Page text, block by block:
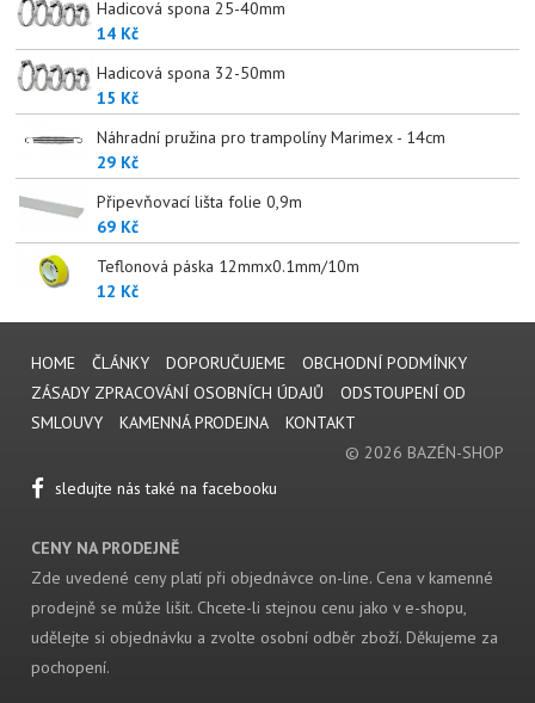
Hadicová spona 25-40mm
14 Kč
Hadicová spona 32-50mm
15 Kč
Náhradní pružina pro trampolíny Marimex - 14cm
29 Kč
Připevňovací lišta folie 0,9m
69 Kč
Teflonová páska 12mmx0.1mm/10m
12 Kč
HOME ČLÁNKY DOPORUČUJEME
OBCHODNÍ PODMÍNKY
ZÁSADY ZPRACOVÁNÍ OSOBNÍCH ÚDAJŮ
ODSTOUPENÍ OD
SMLOUVY
KAMENNÁ PRODEJNA
KONTAKT
© 2026 BAZÉN-SHOP
sledujte nás také na facebooku
CENY NA PRODEJNĚ
Zde uvedené ceny platí při objednávce on-line. Cena v kamenné
prodejně se může lišit. Chcete-li stejnou cenu jako v e-shopu,
udělejte si objednávku a zvolte osobní odběr zboží. Děkujeme za
pochopení.